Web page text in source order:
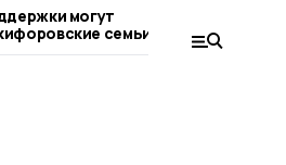
могут
семьи с